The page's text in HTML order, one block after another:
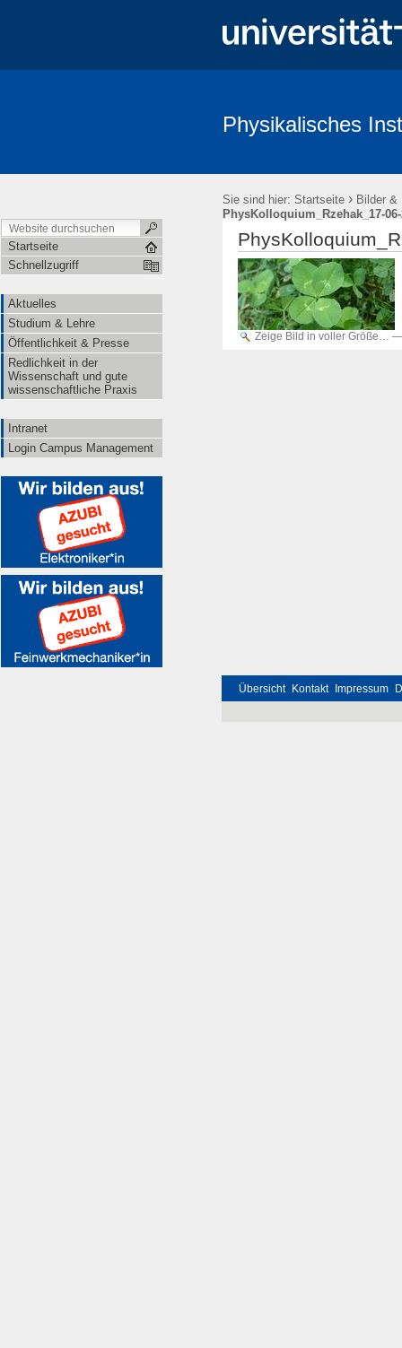
Physikalisches
Sie sind hier: Startseite › Bilder &
PhysKolloquium_Rzehak_17-
Startseite
Schnellzugriff
Aktuelles
Studium & Lehre
Öffentlichkeit & Presse
Redlichkeit in der
Wissenschaft und gute
wissenschaftliche Praxis
Intranet
Login Campus Management
Zeige Bild in voller Größe…
Übersicht Kontakt Impressum